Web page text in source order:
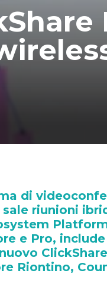
di
riunioni
e Pro,
Riontino,